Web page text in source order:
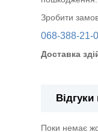
Зробити
068-388-21-
Доставка
Відгуки
Поки немає